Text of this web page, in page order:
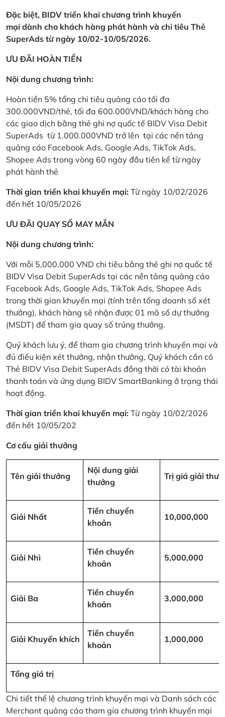
Đặc biệt, BIDV triển khai chương trình khuyến
mại dành cho khách hàng phát hành và chi tiêu Thẻ
SuperAds từ ngày 10/02-10/05/2026.
ƯU ĐÃI HOÀN TIỀN
Nội dung chương trình:
Hoàn tiền 5% tổng chi tiêu quảng cáo tối đa
300.000VND/thẻ, tối đa 600.000VND/khách hàng cho
các giao dịch bằng thẻ ghi nợ quốc tế BIDV Visa Debit
SuperAds từ 1.000.000VND trở lên tại các nền tảng
quảng cáo Facebook Ads, Google Ads, TikTok Ads,
Shopee Ads trong vòng 60 ngày đầu tiên kể từ ngày
phát hành thẻ
Thời gian triển khai khuyến mại: Từ ngày 10/02/2026
đến hết 10/05/2026
ƯU ĐÃI QUAY SỐ MAY MẮN
Nội dung chương trình:
Với mỗi 5,000,000 VND chi tiêu bằng thẻ ghi nợ quốc tế
BIDV Visa Debit SuperAds tại các nền tảng quảng cáo
Facebook Ads, Google Ads, TikTok Ads, Shopee Ads
trong thời gian khuyến mại (tính trên tổng doanh số xét
thưởng), khách hàng sẽ nhận được 01 mã số dự thưởng
(MSDT) để tham gia quay số trúng thưởng.
Quý khách lưu ý, để tham gia chương trình khuyến mại và
đủ điều kiện xét thưởng, nhận thưởng, Quý khách cần có
Thẻ BIDV Visa Debit SuperAds đồng thời có tài khoản
thanh toán và ứng dụng BIDV SmartBanking ở trạng thái
hoạt động.
Thời gian triển khai khuyến mại: Từ ngày 10/02/2026
đến hết 10/05/202
Cơ cấu giải thưởng
Tên giải thưởng
Nội dung giải
thưởng
Trị giá giải
Giải Nhất
Tiền chuyển
khoản
10,000,000
Giải Nhì
Tiền chuyển
khoản
5,000,000
Giải Ba
Tiền chuyển
khoản
3,000,000
Giải Khuyến khích
Tiền chuyển
khoản
1,000,000
Tổng giá trị
Chi tiết thể lệ chương trình khuyến mại và Danh sách các
Merchant quảng cáo tham gia chương trình khuyến mại